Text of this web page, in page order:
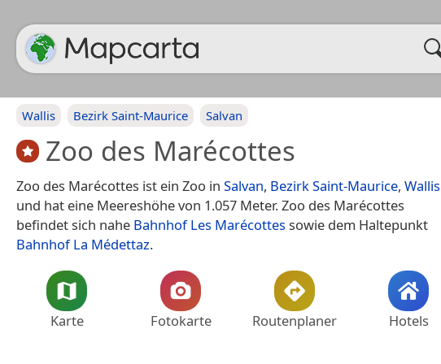
Wallis Bezirk Saint-Maurice Salvan
Zoo des Marécottes
Zoo des Marécottes ist ein Zoo in Salvan, Bezirk Saint-Maurice, Wallis
und hat eine Meereshöhe von 1.057 Meter. Zoo des Marécottes
befindet sich nahe Bahnhof Les Marécottessowie dem Haltepunkt
Bahnhof La Médettaz.
Karte Fotokarte Routenplaner Hotels